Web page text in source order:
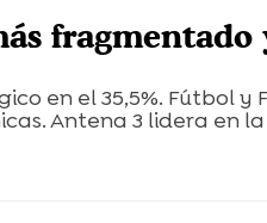
en el 35,5%. Fútbol y
Antena 3 lidera en la